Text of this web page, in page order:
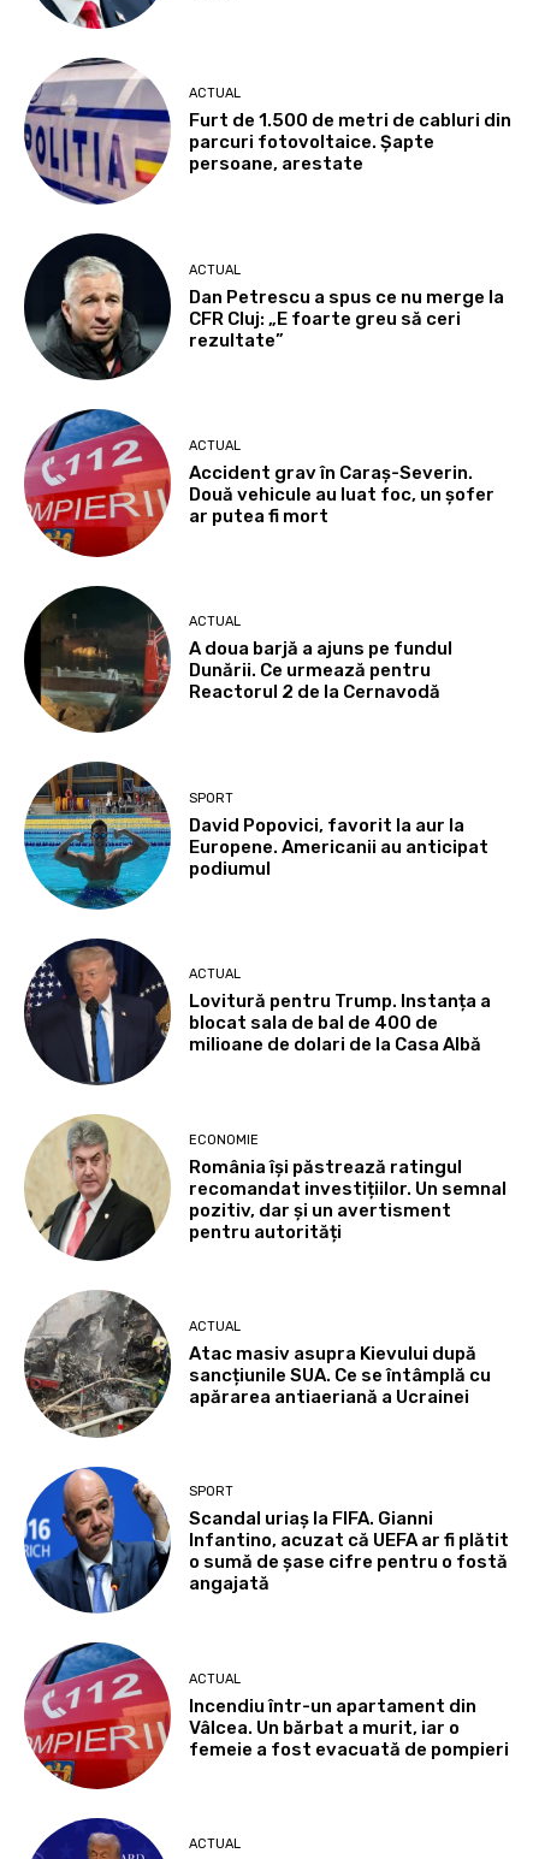
ACTUAL
Furt de 1.500 de metri de cabluri din
parcuri fotovoltaice. Șapte
persoane, arestate
ACTUAL
Dan Petrescu a spus ce nu merge la
CFR Cluj: „E foarte greu să ceri
rezultate”
ACTUAL
Accident grav în Caraș-Severin.
Două vehicule au luat foc, un șofer
ar putea fi mort
ACTUAL
A doua barjă a ajuns pe fundul
Dunării. Ce urmează pentru
Reactorul 2 de la Cernavodă
SPORT
David Popovici, favorit la aur la
Europene. Americanii au anticipat
podiumul
ACTUAL
Lovitură pentru Trump. Instanța a
blocat sala de bal de 400 de
milioane de dolari de la Casa Albă
ECONOMIE
România își păstrează ratingul
recomandat investițiilor. Un semnal
pozitiv, dar și un avertisment
pentru autorități
ACTUAL
Atac masiv asupra Kievului după
sancțiunile SUA. Ce se întâmplă cu
apărarea antiaeriană a Ucrainei
SPORT
Scandal uriaș la FIFA. Gianni
Infantino, acuzat că UEFA ar fi plătit
o sumă de șase cifre pentru o fostă
angajată
ACTUAL
Incendiu într-un apartament din
Vâlcea. Un bărbat a murit, iar o
femeie a fost evacuată de pompieri
ACTUAL